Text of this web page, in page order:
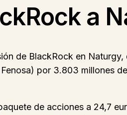
a
de BlackRock en
por 3.803 millones
de acciones a 24,7